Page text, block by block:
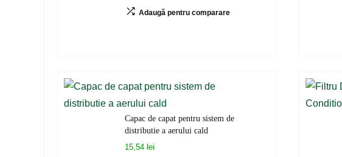
Adaugă pentru comparare
Capac de capat pentru sistem de
distributie a aerului cald
15,54 lei